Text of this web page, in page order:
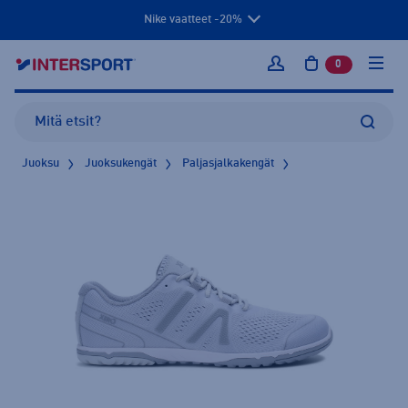
Nike vaatteet -20%
Kirjaudu sisään
0 tuotetta
Juoksu Juoksukengät Paljasjalkakengät